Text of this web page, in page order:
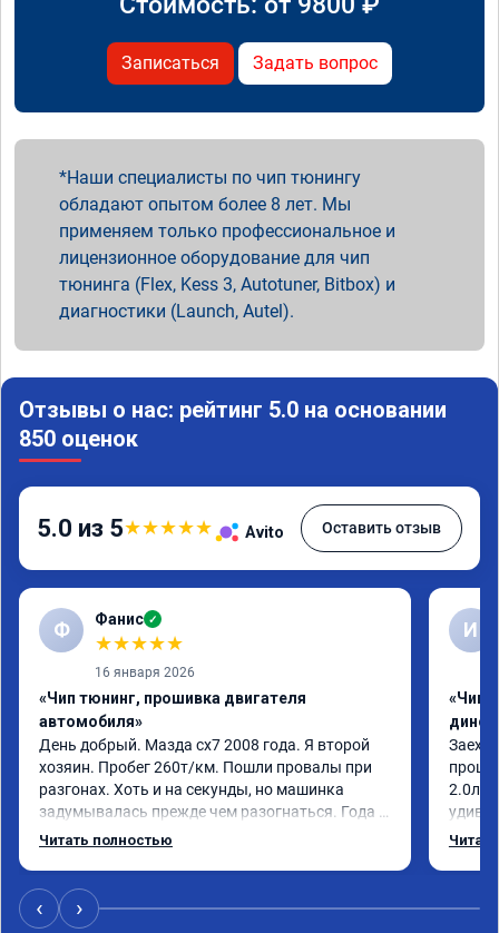
Записаться Задать вопрос
Наши специалисты по чип тюнингу
обладают опытом более 8 лет. Мы
применяем только профессиональное и
лицензионное оборудование для чип
тюнинга (Flex, Kess 3, Autotuner, Bitbox) и
диагностики (Launch, Autel).
Отзывы о нас: рейтинг 5.0 на основании
850 оценок
5.0 из 5★★★★★ Avito Оставить отзыв
Ф Фанис ✓
★★★★★
16 января 2026
«Чип тюнинг, прошивка двигателя
автомобиля»
День добрый. Мазда сх7 2008 года. Я второй
хозяин. Пробег 260т/км. Пошли провалы при
разгонах. Хоть и на секунды, но машинка
задумывалась прежде чем разогнаться. Года 4
назад удалял катализаторы без
сделать перепрошивку. Увидел в авито ваше
объявление и решил обратиться к вам за
Читать полностью
И
«Чип
2.0л.
стала
‹ ›